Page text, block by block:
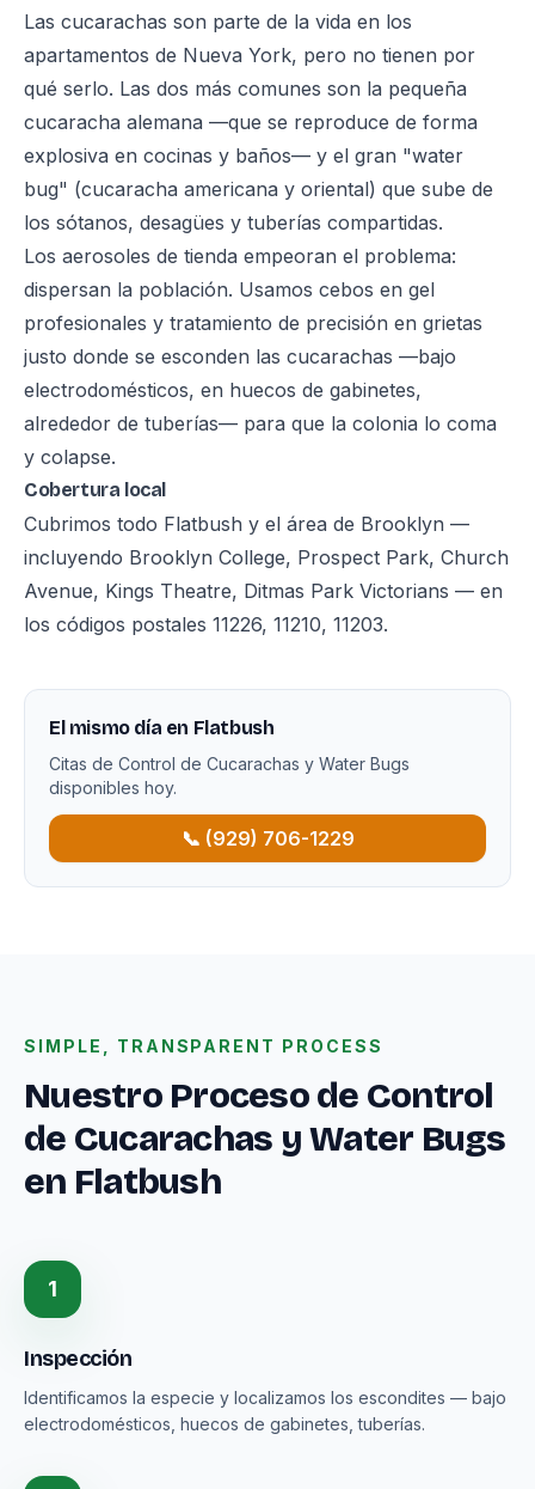
Las cucarachas son parte de la vida en los
apartamentos de Nueva York, pero no tienen por
qué serlo. Las dos más comunes son la pequeña
cucaracha alemana —que se reproduce de forma
explosiva en cocinas y baños— y el gran "water
bug" (cucaracha americana y oriental) que sube de
los sótanos, desagües y tuberías compartidas.
Los aerosoles de tienda empeoran el problema:
dispersan la población. Usamos cebos en gel
profesionales y tratamiento de precisión en grietas
justo donde se esconden las cucarachas —bajo
electrodomésticos, en huecos de gabinetes,
alrededor de tuberías— para que la colonia lo coma
y colapse.
Cobertura local
Cubrimos todo Flatbush y el área de Brooklyn —
incluyendo Brooklyn College, Prospect Park, Church
Avenue, Kings Theatre, Ditmas Park Victorians — en
los códigos postales 11226, 11210, 11203.
El mismo día en Flatbush
Citas de Control de Cucarachas y Water Bugs
disponibles hoy.
📞 (929) 706-1229
SIMPLE, TRANSPARENT PROCESS
Nuestro Proceso de Control
de Cucarachas y Water Bugs
en Flatbush
1
Inspección
Identificamos la especie y localizamos los escondites — bajo
electrodomésticos, huecos de gabinetes, tuberías.